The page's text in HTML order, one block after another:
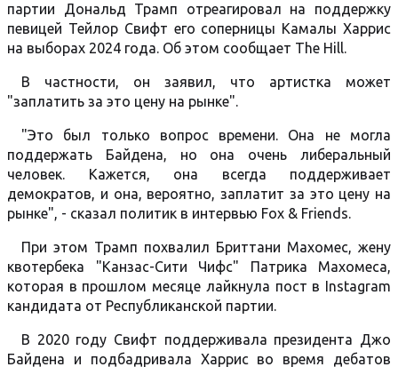
партии Дональд Трамп отреагировал на поддержку
певицей Тейлор Свифт его соперницы Камалы Харрис
на выборах 2024 года. Об этом сообщает The Hill.
В частности, он заявил, что артистка может
"заплатить за это цену на рынке".
"Это был только вопрос времени. Она не могла
поддержать Байдена, но она очень либеральный
человек. Кажется, она всегда поддерживает
демократов, и она, вероятно, заплатит за это цену на
рынке", - сказал политик в интервью Fox & Friends.
При этом Трамп похвалил Бриттани Махомес, жену
квотербека "Канзас-Сити Чифс" Патрика Махомеса,
которая в прошлом месяце лайкнула пост в Instagram
кандидата от Республиканской партии.
В 2020 году Свифт поддерживала президента Джо
Байдена и подбадривала Харрис во время дебатов